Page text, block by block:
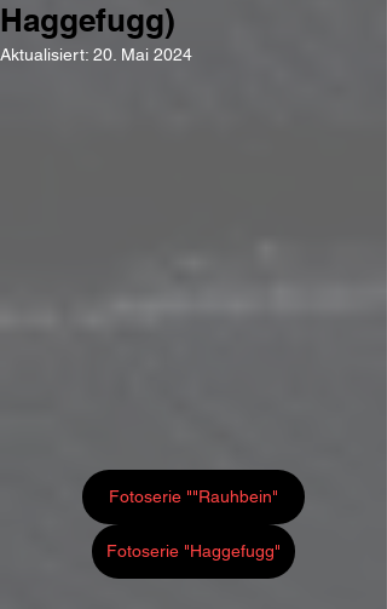
Haggefugg)
Aktualisiert: 20. Mai 2024
Fotoserie ""Rauhbein"
Fotoserie "Haggefugg"